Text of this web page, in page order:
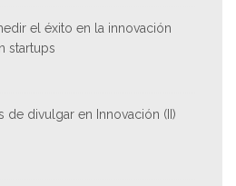
el éxito en la innovación
startups
de divulgar en Innovación (II)